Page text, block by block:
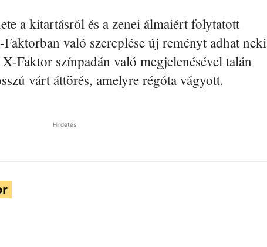
a kitartásról és a zenei álmaiért folytatott
való szereplése új reményt adhat neki
Faktor színpadán való megjelenésével talán
várt áttörés, amelyre régóta vágyott.
Hirdetés